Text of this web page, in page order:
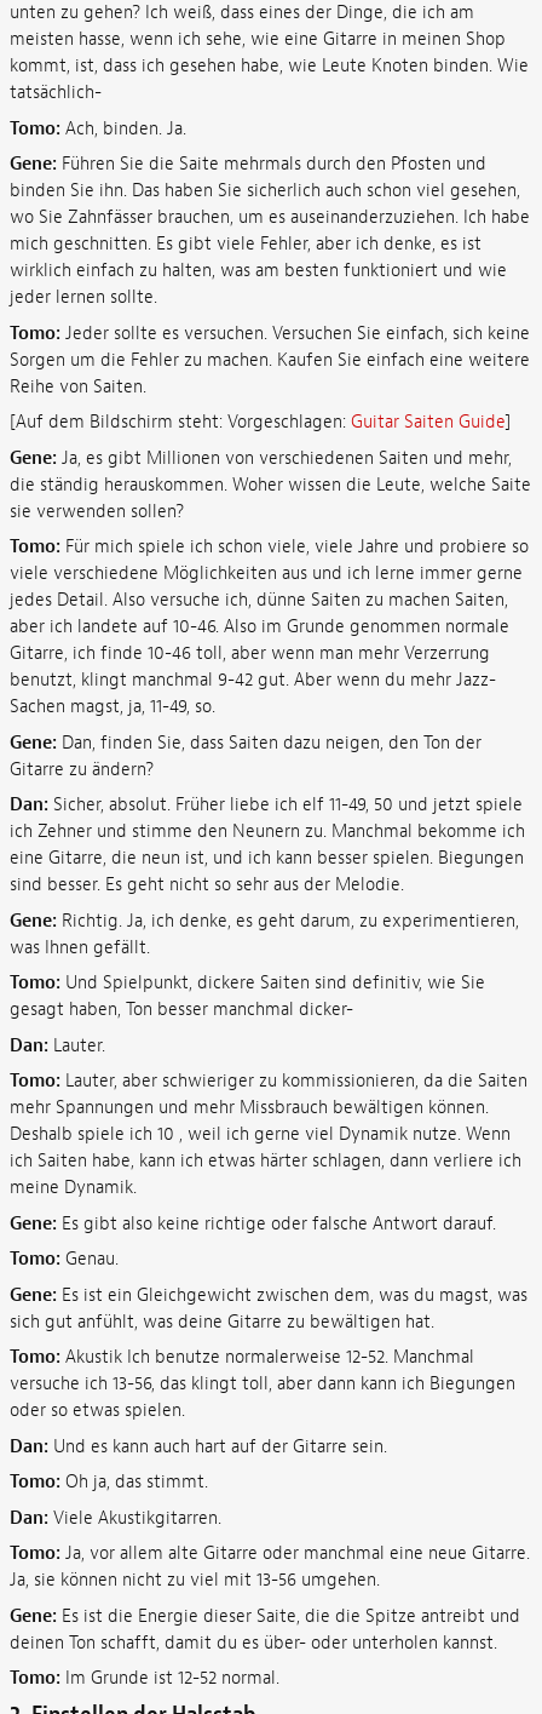
unten zu gehen? Ich weiß, dass eines der Dinge, die ich am
meisten hasse, wenn ich sehe, wie eine Gitarre in meinen Shop
kommt, ist, dass ich gesehen habe, wie Leute Knoten binden. Wie
tatsächlich-
Tomo: Ach, binden. Ja.
Gene: Führen Sie die Saite mehrmals durch den Pfosten und
binden Sie ihn. Das haben Sie sicherlich auch schon viel gesehen,
wo Sie Zahnfässer brauchen, um es auseinanderzuziehen. Ich habe
mich geschnitten. Es gibt viele Fehler, aber ich denke, es ist
wirklich einfach zu halten, was am besten funktioniert und wie
jeder lernen sollte.
Tomo: Jeder sollte es versuchen. Versuchen Sie einfach, sich keine
Sorgen um die Fehler zu machen. Kaufen Sie einfach eine weitere
Reihe von Saiten.
[Auf dem Bildschirm steht: Vorgeschlagen: Guitar Saiten Guide]
Gene: Ja, es gibt Millionen von verschiedenen Saiten und mehr,
die ständig herauskommen. Woher wissen die Leute, welche Saite
sie verwenden sollen?
Tomo: Für mich spiele ich schon viele, viele Jahre und probiere so
viele verschiedene Möglichkeiten aus und ich lerne immer gerne
jedes Detail. Also versuche ich, dünne Saiten zu machen Saiten,
aber ich landete auf 10-46. Also im Grunde genommen normale
Gitarre, ich finde 10-46 toll, aber wenn man mehr Verzerrung
benutzt, klingt manchmal 9-42 gut. Aber wenn du mehr Jazz-
Sachen magst, ja, 11-49, so.
Gene: Dan, finden Sie, dass Saiten dazu neigen, den Ton der
Gitarre zu ändern?
Dan: Sicher, absolut. Früher liebe ich elf 11-49, 50 und jetzt spiele
ich Zehner und stimme den Neunern zu. Manchmal bekomme ich
eine Gitarre, die neun ist, und ich kann besser spielen. Biegungen
sind besser. Es geht nicht so sehr aus der Melodie.
Gene: Richtig. Ja, ich denke, es geht darum, zu experimentieren,
was Ihnen gefällt.
Tomo: Und Spielpunkt, dickere Saiten sind definitiv, wie Sie
gesagt haben, Ton besser manchmal dicker-
Dan: Lauter.
Tomo: Lauter, aber schwieriger zu kommissionieren, da die Saiten
mehr Spannungen und mehr Missbrauch bewältigen können.
Deshalb spiele ich 10 , weil ich gerne viel Dynamik nutze. Wenn
ich Saiten habe, kann ich etwas härter schlagen, dann verliere ich
meine Dynamik.
Gene: Es gibt also keine richtige oder falsche Antwort darauf.
Tomo: Genau.
Gene: Es ist ein Gleichgewicht zwischen dem, was du magst, was
sich gut anfühlt, was deine Gitarre zu bewältigen hat.
Tomo: Akustik Ich benutze normalerweise 12-52. Manchmal
versuche ich 13-56, das klingt toll, aber dann kann ich Biegungen
oder so etwas spielen.
Dan: Und es kann auch hart auf der Gitarre sein.
Tomo: Oh ja, das stimmt.
Dan: Viele Akustikgitarren.
Tomo: Ja, vor allem alte Gitarre oder manchmal eine neue Gitarre.
Ja, sie können nicht zu viel mit 13-56 umgehen.
Gene: Es ist die Energie dieser Saite, die die Spitze antreibt und
deinen Ton schafft, damit du es über- oder unterholen kannst.
Tomo: Im Grunde ist 12-52 normal.